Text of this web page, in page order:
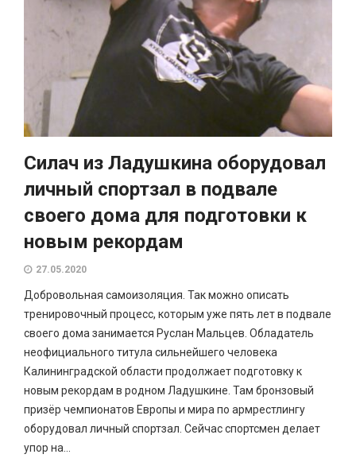
Силач из Ладушкина оборудовал
личный спортзал в подвале
своего дома для подготовки к
новым рекордам
27.05.2020
Добровольная самоизоляция. Так можно описать
тренировочный процесс, которым уже пять лет в подвале
своего дома занимается Руслан Мальцев. Обладатель
неофициального титула сильнейшего человека
Калининградской области продолжает подготовку к
новым рекордам в родном Ладушкине. Там бронзовый
призёр чемпионатов Европы и мира по армрестлингу
оборудовал личный спортзал. Сейчас спортсмен делает
упор на...